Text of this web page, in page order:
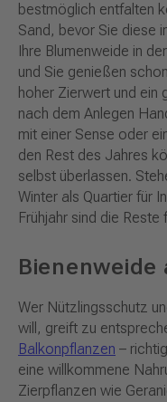
bestmöglich entfalten
Sand, bevor Sie diese
Ihre Blumenweide in
und Sie genießen
hoher Zierwert und ein
nach dem Anlegen
mit einer Sense oder
den Rest des Jahres
selbst überlassen.
Winter als Quartier für
Frühjahr sind die
Bienenweide
Wer Nützlingsschutz
will, greift zu
Balkonpflanzen –
eine willkommene
Zierpflanzen wie